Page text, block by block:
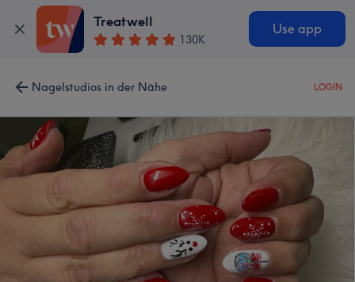
Treatwell
130K
Use app
Nagelstudios in der Nähe LOGIN